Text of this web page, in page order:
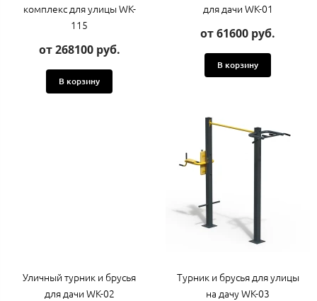
комплекс для улицы WK-
115
от 268100 руб.
В корзину
для дачи WK-01
от 61600 руб.
В корзину
Уличный турник и брусья
для дачи WK-02
Турник и брусья для улицы
на дачу WK-03